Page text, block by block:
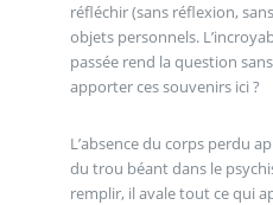
réfléchir (sans réflexion,
objets personnels.
passée rend la question
apporter ces souvenirs ici ?
L’absence du corps perdu
du trou béant dans le
remplir, il avale tout ce qui